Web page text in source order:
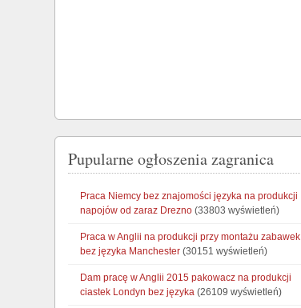
Pupularne ogłoszenia zagranica
Praca Niemcy bez znajomości języka na produkcji
napojów od zaraz Drezno (33803 wyświetleń)
Praca w Anglii na produkcji przy montażu zabawek
bez języka Manchester (30151 wyświetleń)
Dam pracę w Anglii 2015 pakowacz na produkcji
ciastek Londyn bez języka (26109 wyświetleń)